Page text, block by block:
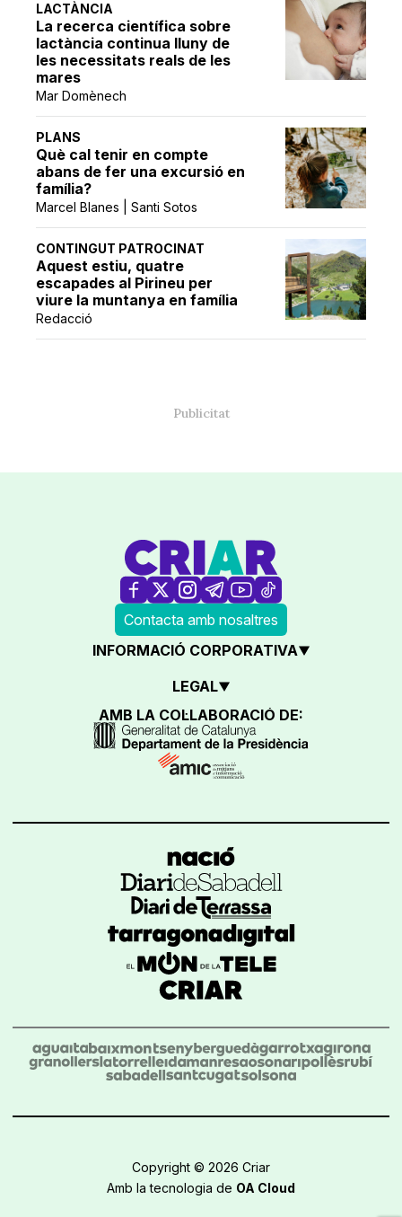
LACTÀNCIA
La recerca científica sobre
lactància continua lluny de
les necessitats reals de les
mares
Mar Domènech
PLANS
Què cal tenir en compte
abans de fer una excursió en
família?
Marcel Blanes | Santi Sotos
CONTINGUT PATROCINAT
Aquest estiu, quatre
escapades al Pirineu per
viure la muntanya en família
Redacció
Contacta amb nosaltres
INFORMACIÓ CORPORATIVA
LEGAL
AMB LA COL·LABORACIÓ DE:
Copyright © 2026 Criar
Amb la tecnologia de OA Cloud